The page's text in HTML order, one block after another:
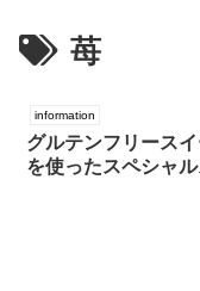
苺
information
グルテンフリース
を使ったスペシャ